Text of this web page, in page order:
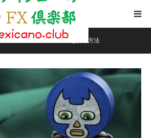
キシコペソの10年チャートを見る方法